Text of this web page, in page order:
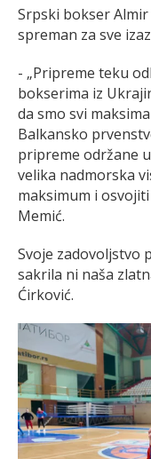
Srpski bokser
spreman za sve
- „Pripreme teku
bokserima iz
da smo svi
Balkansko
pripreme održane
velika nadmorska
maksimum i
Memić.
Svoje zadovoljstvo
sakrila ni naša
Ćirković.